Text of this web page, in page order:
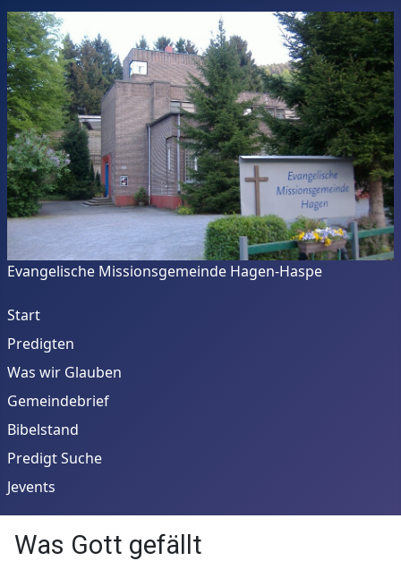
Evangelische Missionsgemeinde Hagen-Haspe
Start
Predigten
Was wir Glauben
Gemeindebrief
Bibelstand
Predigt Suche
Jevents
Was Gott gefällt